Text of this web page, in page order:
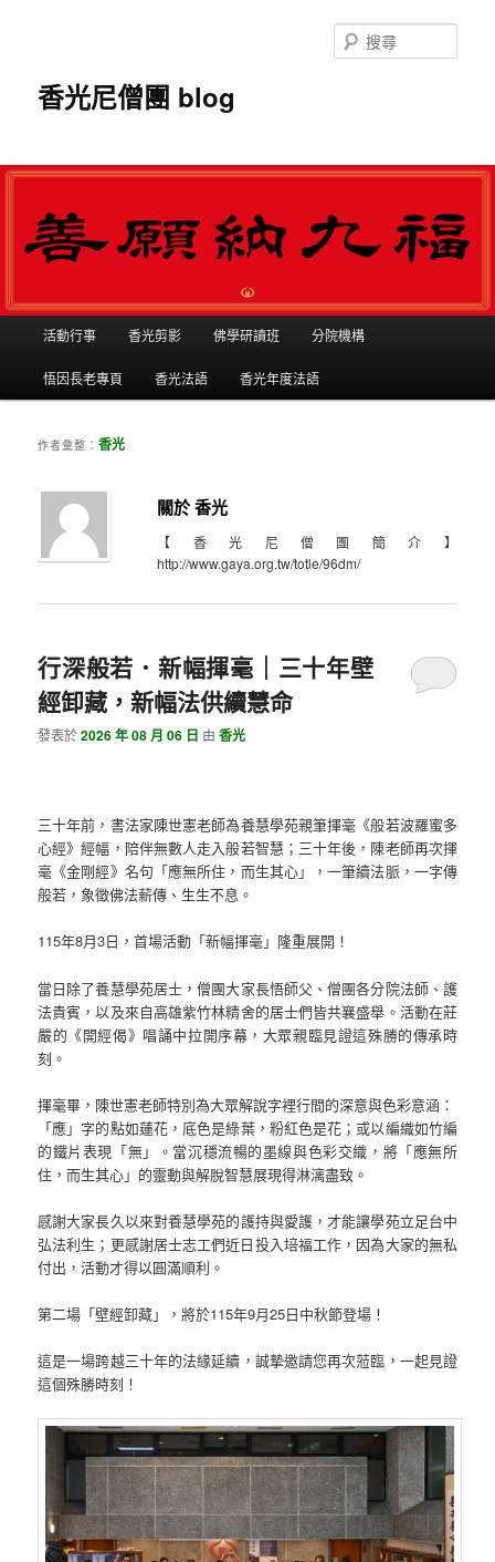
香光尼僧團 blog
尋
跳到主內容
跳到第二內容
活動行事 香光剪影 佛學研讀班 分院機構
悟因長老專頁 香光法語 香光年度法語
作者彙整：香光
關於 香光
【香光尼僧團簡介】
http://www.gaya.org.tw/totle/96dm/
行深般若．新幅揮毫｜三十年壁
經卸藏，新幅法供續慧命
發表於2026 年 08 月 06 日 由香光
三十年前，書法家陳世憲老師為養慧學苑親筆揮毫《般若波羅蜜多
心經》經幅，陪伴無數人走入般若智慧；三十年後，陳老師再次揮
毫《金剛經》名句「應無所住，而生其心」，一筆續法脈，一字傳
般若，象徵佛法薪傳、生生不息。
115年8月3日，首場活動「新幅揮毫」隆重展開！
當日除了養慧學苑居士，僧團大家長悟師父、僧團各分院法師、護
法貴賓，以及來自高雄紫竹林精舍的居士們皆共襄盛舉。活動在莊
嚴的《開經偈》唱誦中拉開序幕，大眾親臨見證這殊勝的傳承時
刻。
揮毫畢，陳世憲老師特別為大眾解說字裡行間的深意與色彩意涵：
「應」字的點如蓮花，底色是綠葉，粉紅色是花；或以編織如竹編
的鐵片表現「無」。當沉穩流暢的墨線與色彩交織，將「應無所
住，而生其心」的靈動與解脫智慧展現得淋漓盡致。
感謝大家長久以來對養慧學苑的護持與愛護，才能讓學苑立足台中
弘法利生；更感謝居士志工們近日投入培福工作，因為大家的無私
付出，活動才得以圓滿順利。
第二場「壁經卸藏」，將於115年9月25日中秋節登場！
這是一場跨越三十年的法緣延續，誠摯邀請您再次蒞臨，一起見證
這個殊勝時刻！